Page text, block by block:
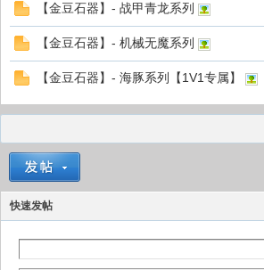
【金豆石器】- 战甲青龙系列
【金豆石器】- 机械无魔系列
【金豆石器】- 海豚系列【1V1专属】
快速发帖